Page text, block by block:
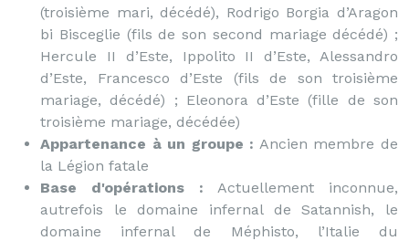
(troisième mari, décédé), Rodrigo Borgia d’Aragon
bi Bisceglie (fils de son second mariage décédé) ;
Hercule II d’Este, Ippolito II d’Este, Alessandro
d’Este, Francesco d’Este (fils de son troisième
mariage, décédé) ; Eleonora d’Este (fille de son
troisième mariage, décédée)
Appartenance à un groupe : Ancien membre de
la Légion fatale
Base d'opérations : Actuellement inconnue,
autrefois le domaine infernal de Satannish, le
domaine infernal de Méphisto, l’Italie du